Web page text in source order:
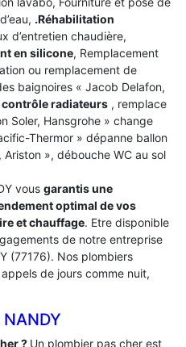
.Réhabilitation
d’entretien chaudière,
en silicone, Remplacement
ou remplacement de
baignoires « Jacob Delafon,
contrôle radiateurs , remplace
Soler, Hansgrohe » change
Thermor » dépanne ballon
», débouche WC au sol
vous garantis une
optimal de vos
et chauffage. Etre disponible
de notre entreprise
(77176). Nos plombiers
de jours comme nuit,
NANDY
? Un plombier pas cher est